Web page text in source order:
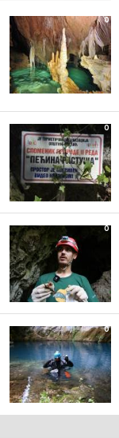
0
0
0
0